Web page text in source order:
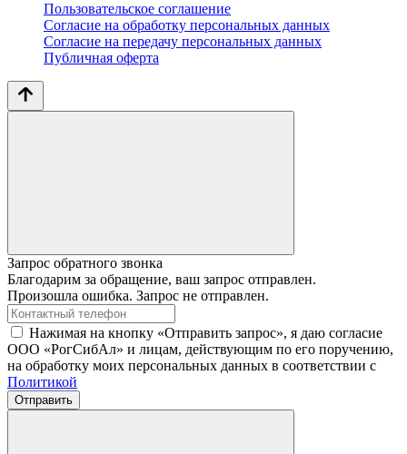
Пользовательское соглашение
Согласие на обработку персональных данных
Согласие на передачу персональных данных
Публичная оферта
Запрос обратного звонка
Благодарим за обращение, ваш запрос отправлен.
Произошла ошибка. Запрос не отправлен.
Нажимая на кнопку «Отправить запрос», я даю согласие
ООО «РогСибАл» и лицам, действующим по его поручению,
на обработку моих персональных данных в соответствии с
Политикой
Отправить